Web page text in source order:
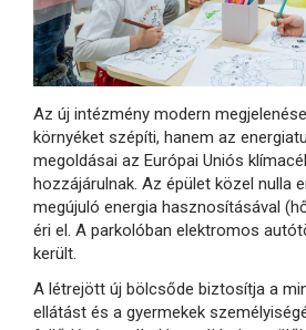
Az új intézmény modern
környéket szépíti, hanem az
megoldásai az Európai Uniós
hozzájárulnak. Az épület közel nulla
megújuló energia hasznosításával
éri el. A parkolóban elektromos
került.
A létrejött új bölcsőde biztosítja a
ellátást és a gyermekek